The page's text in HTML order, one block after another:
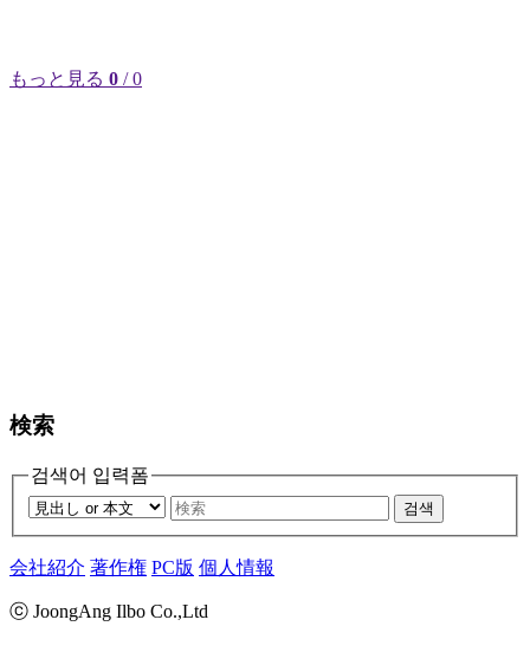
もっと見る 0 / 0
検索
검색어 입력폼
검색
会社紹介 著作権 PC版 個人情報
ⓒ JoongAng Ilbo Co.,Ltd